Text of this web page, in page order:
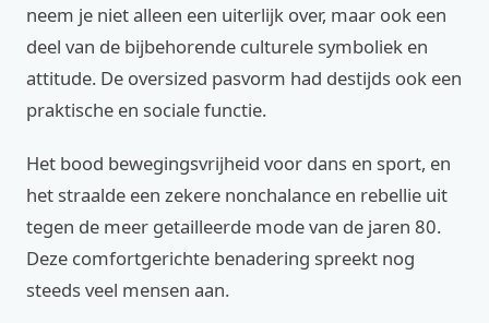
neem je niet alleen een uiterlijk over, maar ook een
deel van de bijbehorende culturele symboliek en
attitude. De oversized pasvorm had destijds ook een
praktische en sociale functie.
Het bood bewegingsvrijheid voor dans en sport, en
het straalde een zekere nonchalance en rebellie uit
tegen de meer getailleerde mode van de jaren 80.
Deze comfortgerichte benadering spreekt nog
steeds veel mensen aan.